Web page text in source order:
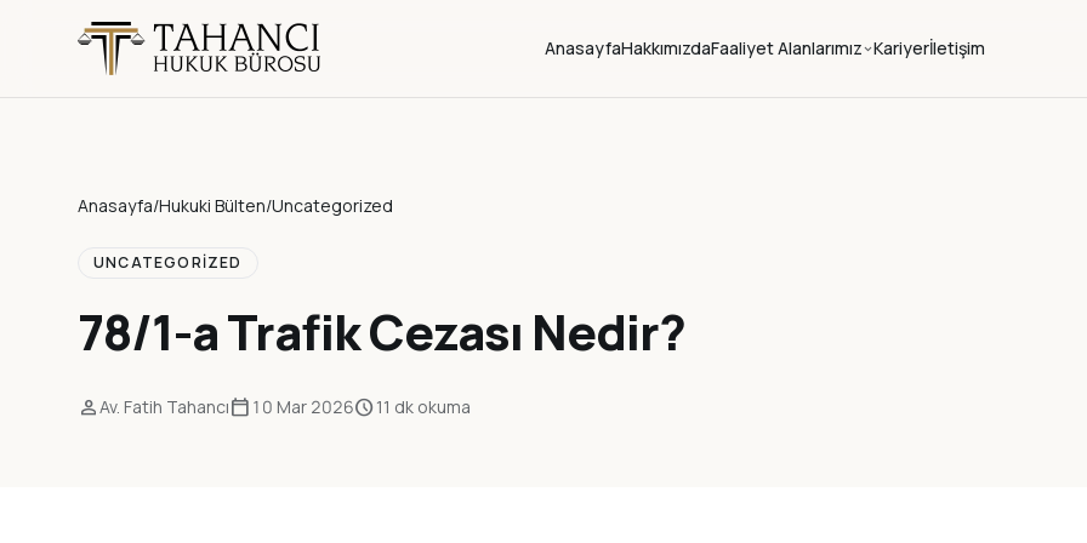
AnasayfaHakkımızdaFaaliyet Alanlarımız Kariyerİletişim
Anasayfa/Hukuki Bülten/Uncategorized
UNCATEGORIZED
78/1-a Trafik Cezası Nedir?
personAv. Fatih Tahancıcalendar_today 10 Mar 2026schedule11 dk okuma